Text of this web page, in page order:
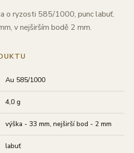
o ryzosti 585/1000, punc labuť.
v nejširším bodě 2 mm.
Au 585/1000
4,0 g
výška - 33 mm, nejširší bod - 2 mm
labuť